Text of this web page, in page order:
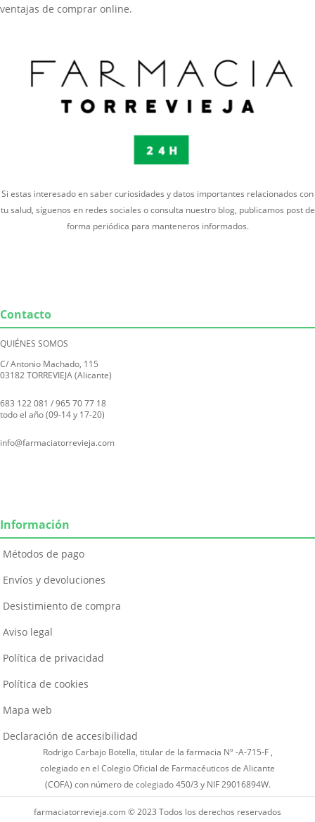
ventajas de comprar online.
Si estas interesado en saber curiosidades y datos importantes relacionados con
tu salud, síguenos en redes sociales o consulta nuestro blog, publicamos post de
forma periódica para manteneros informados.
Contacto
QUIÉNES SOMOS
C/ Antonio Machado, 115
03182 TORREVIEJA (Alicante)
683 122 081 /965 70 77 18
todo el año (09-14 y 17-20)
info@farmaciatorrevieja.com
Información
Métodos de pago
Envíos y devoluciones
Desistimiento de compra
Aviso legal
Política de privacidad
Política de cookies
Mapa web
Declaración de accesibilidad
Rodrigo Carbajo Botella, titular de la farmacia Nº -A-715-F ,
colegiado en el Colegio Oficial de Farmacéuticos de Alicante
(COFA) con número de colegiado 450/3 y NIF 29016894W.
farmaciatorrevieja.com © 2023 Todos los derechos reservados